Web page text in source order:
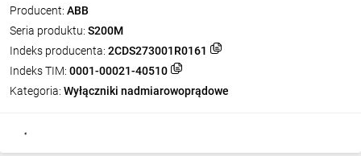
Producent: ABB
Seria produktu: S200M
Indeks producenta: 2CDS273001R0161
Indeks TIM: 0001-00021-40510
Kategoria: Wyłączniki nadmiarowoprądowe